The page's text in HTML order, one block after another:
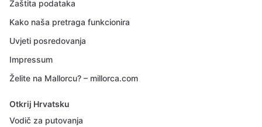
Zaštita podataka
Kako naša pretraga funkcionira
Uvjeti posredovanja
Impressum
Želite na Mallorcu? – millorca.com
Otkrij Hrvatsku
Vodič za putovanja